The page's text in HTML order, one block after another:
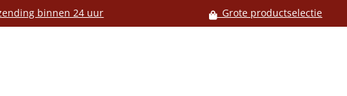
binnen 24 uur Grote productselectie